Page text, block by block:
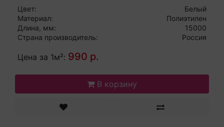
Цвет:
Белый
Материал:
Полиэтилен
Длина, мм:
15000
Страна производитель:
Россия
Цена за 1м²: 990 р.
В корзину